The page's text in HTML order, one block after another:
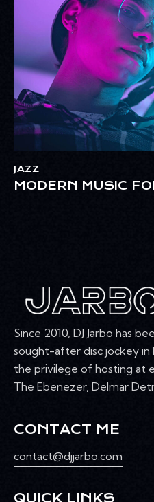
JAZZ
MODERN MUSIC
Since 2010, DJ Jarbo has
sought-after disc jockey in
the privilege of hosting at
The Ebenezer, Delmar
CONTACT ME
contact@djjarbo.com
QUICK LINKS